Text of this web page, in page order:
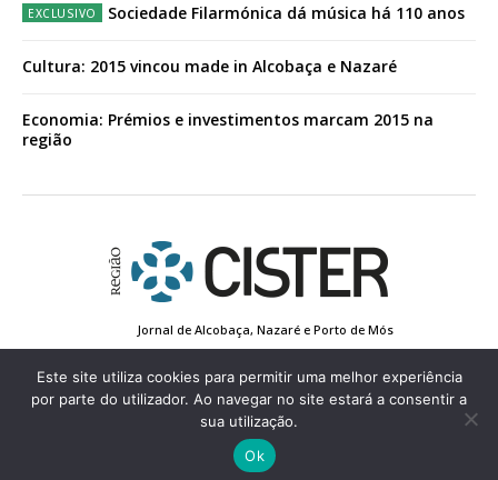
Sociedade Filarmónica dá música há 110 anos
Cultura: 2015 vincou made in Alcobaça e Nazaré
Economia: Prémios e investimentos marcam 2015 na
região
Jornal de Alcobaça, Nazaré e Porto de Mós
Conta de Registo
Edição Impressa
© 2022 Região de Cister - Todos os direitos reservados.
Este site utiliza cookies para permitir uma melhor experiência
por parte do utilizador. Ao navegar no site estará a consentir a
sua utilização.
Ok